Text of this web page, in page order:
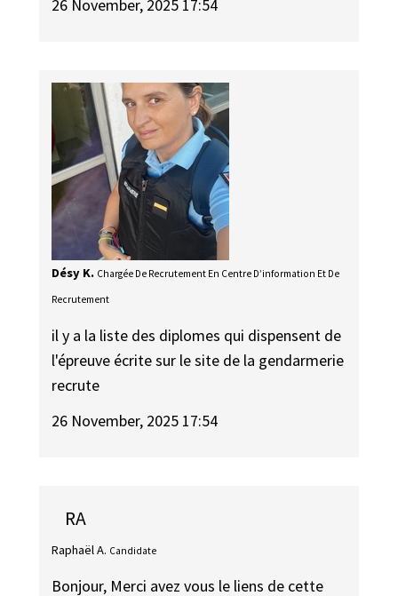
26 November, 2025 17:54
Désy K. Chargée De Recrutement En Centre D’information Et De
Recrutement
il y a la liste des diplomes qui dispensent de
l'épreuve écrite sur le site de la gendarmerie
recrute
26 November, 2025 17:54
RA
Raphaël A. Candidate
Bonjour, Merci avez vous le liens de cette